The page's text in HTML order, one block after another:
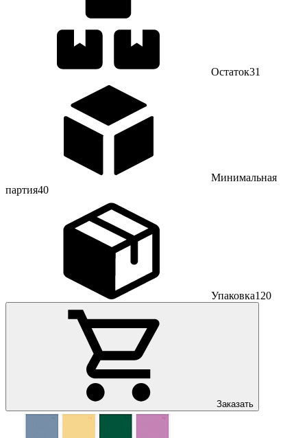
Остаток31
Минимальная
партия40
Упаковка120
Заказать